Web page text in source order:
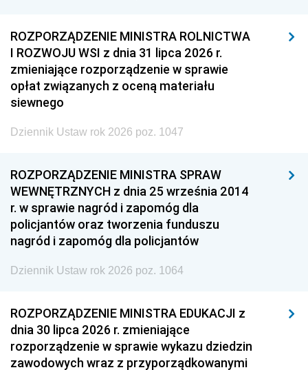
ROZPORZĄDZENIE MINISTRA ROLNICTWA
I ROZWOJU WSI z dnia 31 lipca 2026 r.
zmieniające rozporządzenie w sprawie
opłat związanych z oceną materiału
siewnego
Dziennik Ustaw rok 2026 poz. 1047
ROZPORZĄDZENIE MINISTRA SPRAW
WEWNĘTRZNYCH z dnia 25 września 2014
r. w sprawie nagród i zapomóg dla
policjantów oraz tworzenia funduszu
nagród i zapomóg dla policjantów
Dziennik Ustaw rok 2026 poz. 1064
ROZPORZĄDZENIE MINISTRA EDUKACJI z
dnia 30 lipca 2026 r. zmieniające
rozporządzenie w sprawie wykazu dziedzin
zawodowych wraz z przyporządkowanymi